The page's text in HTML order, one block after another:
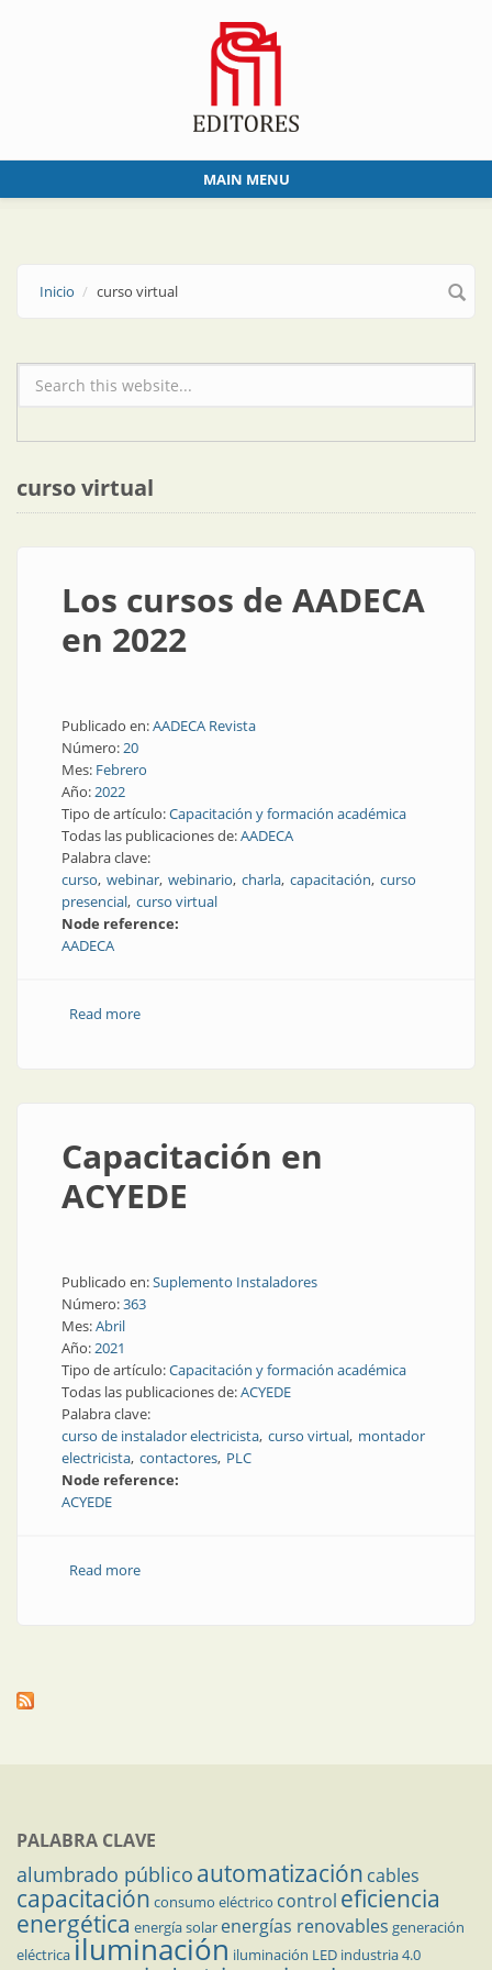
MAIN MENU
Inicio curso virtual
Formulario de búsqueda
curso virtual
Los cursos de AADECA
en 2022
Publicado en:AADECA Revista
Número:20
Mes: Febrero
Año:2022
Tipo de artículo:Capacitación y formación académica
Todas las publicaciones de:AADECA
Palabra clave:
curso webinar webinario charla capacitación curso
presencial curso virtual
Node reference:
AADECA
Read moreabout Los cursos de AADECA en 2022
Capacitación en
ACYEDE
Publicado en:Suplemento Instaladores
Número:363
Mes:Abril
Año:2021
Tipo de artículo:Capacitación y formación académica
Todas las publicaciones de:ACYEDE
Palabra clave:
curso de instalador electricista curso virtual montador
electricista contactores PLC
Node reference:
ACYEDE
Read moreabout Capacitación en ACYEDE
PALABRA CLAVE
alumbrado público automatización cables
capacitación consumo eléctrico control eficiencia
energética energía solar energías renovables generación
eléctricailuminación iluminación LED industria 4.0